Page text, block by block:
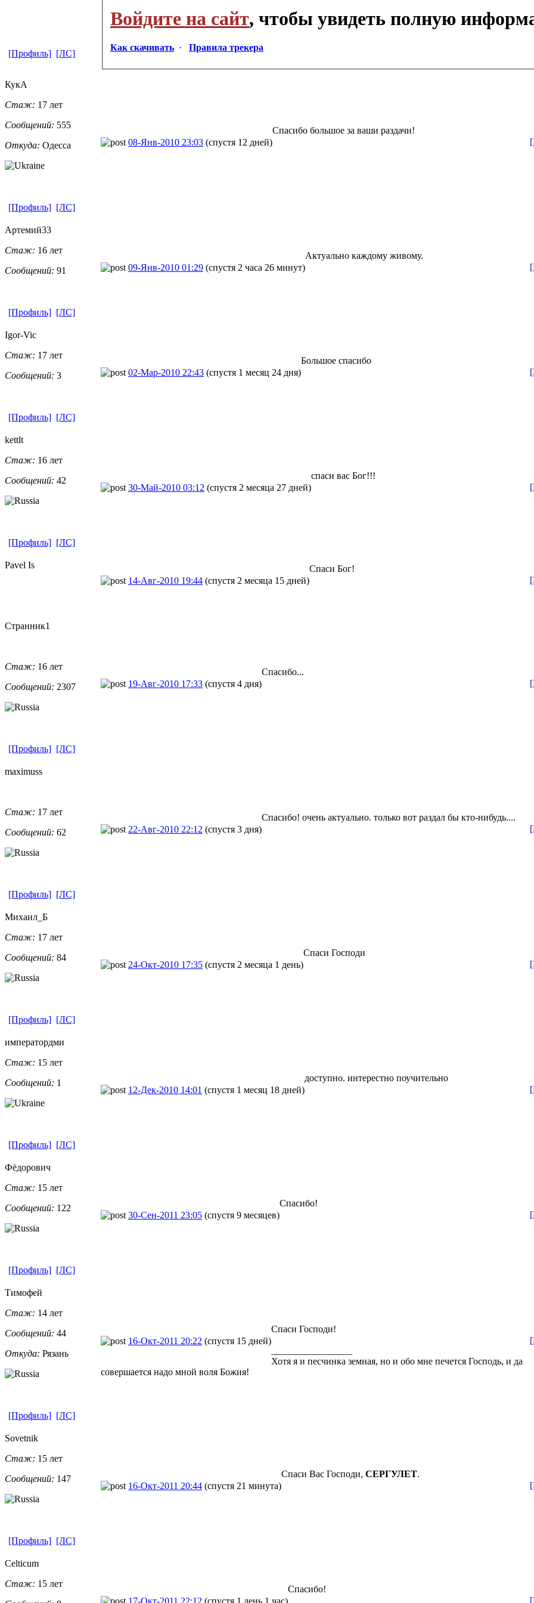
Войдите на сайт, чтобы увидеть полную
Как скачивать · Правила трекера
[Профиль] [ЛС]
КукА
Стаж: 17 лет
Сообщений: 555
Откуда: Одесса 08-Янв-2010 23:03 (спустя 12 дней)
Спасибо большое за ваши раздачи!
[Профиль] [ЛС]
Артемий33
Стаж: 16 лет
Сообщений: 91 09-Янв-2010 01:29 (спустя 2 часа 26 минут)
Актуально каждому живому.
[Профиль] [ЛС]
Igor-Vic
Стаж: 17 лет
Сообщений: 3 02-Мар-2010 22:43 (спустя 1 месяц 24 дня)
Большое спасибо
[Профиль] [ЛС]
kettlt
Стаж: 16 лет
Сообщений: 42
30-Май-2010 03:12 (спустя 2 месяца 27 дней)
спаси вас Бог!!!
[Профиль] [ЛС]
Pavel Is
14-Авг-2010 19:44 (спустя 2 месяца 15 дней)
Спаси Бог!
Странник1
Стаж: 16 лет
Сообщений: 2307 19-Авг-2010 17:33 (спустя 4 дня)
Спасибо...
[Профиль] [ЛС]
maximuss
Стаж: 17 лет
Сообщений: 62 22-Авг-2010 22:12 (спустя 3 дня)
Спасибо! очень актуально. только вот раздал бы кто-нибудь....
[Профиль] [ЛС]
Михаил_Б
Стаж: 17 лет
Сообщений: 84
24-Окт-2010 17:35 (спустя 2 месяца 1 день)
Спаси Господи
[Профиль] [ЛС]
императордми
Стаж: 15 лет
Сообщений: 1
12-Дек-2010 14:01 (спустя 1 месяц 18 дней)
доступно. интерестно поучительно
[Профиль] [ЛС]
Фёдорович
Стаж: 15 лет
Сообщений: 122
30-Сен-2011 23:05 (спустя 9 месяцев)
Спасибо!
[Профиль] [ЛС]
Тимофей
Стаж: 14 лет
Сообщений: 44
Откуда: Рязань
16-Окт-2011 20:22 (спустя 15 дней)
Спаси Господи!
Хотя я и песчинка земная, но и обо мне печется Господь, и да
совершается надо мной воля Божия!
[Профиль] [ЛС]
Sovetnik
Стаж: 15 лет
Сообщений: 147
16-Окт-2011 20:44 (спустя 21 минута)
Спаси Вас Господи, СЕРГУЛЕТ.
[Профиль] [ЛС]
Celticum
Стаж: 15 лет
17-Окт-2011 22:12 (спустя 1 день 1 час)
Спасибо!